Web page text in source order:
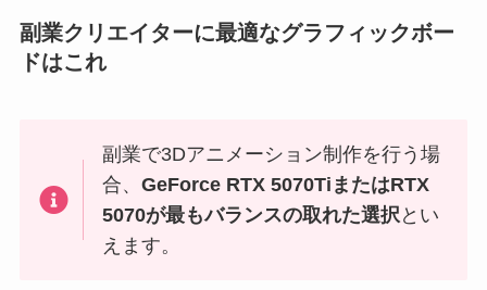
副業クリエイターに最適なグラフィックボー
ドはこれ
副業で3Dアニメーション制作を行う場
合、GeForce RTX 5070TiまたはRTX
5070が最もバランスの取れた選択 とい
えます。